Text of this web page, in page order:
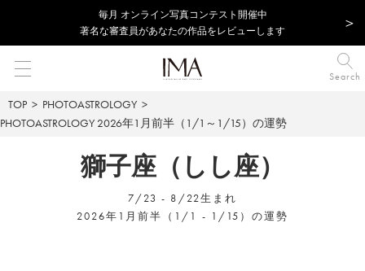
毎⽉ オンライン写真コンテスト開催中
著名な審査員があなたの作品をレビューします
Search
TOP
PHOTOASTROLOGY
PHOTOASTROLOGY 2026年1月前半（1/1～1/15）の運勢
獅子座（しし座）
7/23 - 8/22生まれ
2026年1月前半（1/1 - 1/15）の運勢